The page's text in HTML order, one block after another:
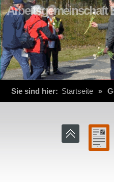
Arbeitsgemeinschaft
Sie sind hier: Startseite »